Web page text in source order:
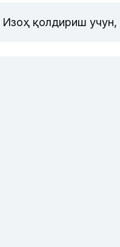
Изоҳ қолдириш учун,